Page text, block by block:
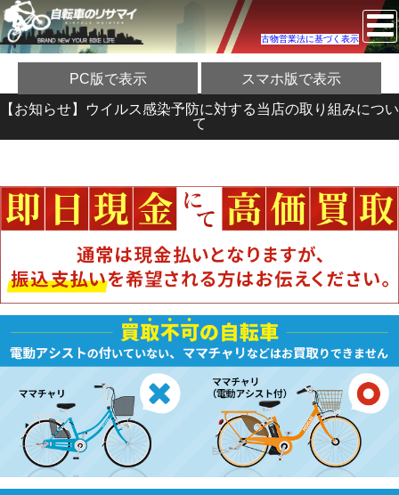
古物営業法に基づく表示
PC版で表示 スマホ版で表示
【お知らせ】ウイルス感染予防に対する当店の取り組みについ
て